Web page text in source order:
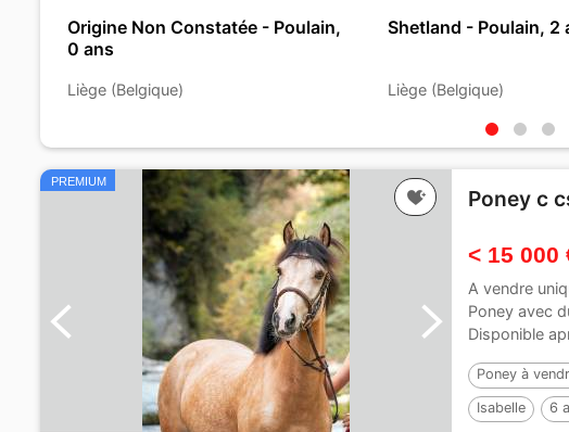
Origine Non Constatée - Poulain,
0 ans
Liège (Belgique)
Shetland - Poulain, 2
Liège (Belgique)
PREMIUM
Poney c
< 15 000
A vendre
Poney avec
Disponible
Poney à
Isabelle 6